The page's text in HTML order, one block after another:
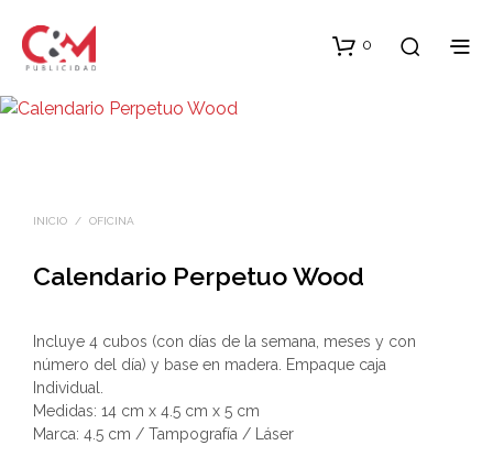
0
INICIO / OFICINA
Calendario Perpetuo Wood
Incluye 4 cubos (con días de la semana, meses y con
número del día) y base en madera. Empaque caja
Individual.
Medidas: 14 cm x 4.5 cm x 5 cm
Marca: 4.5 cm / Tampografía / Láser